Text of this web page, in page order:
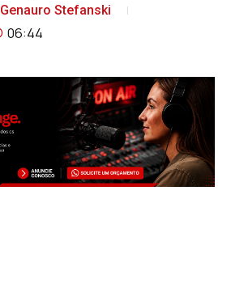
Genauro Stefanski
06:44